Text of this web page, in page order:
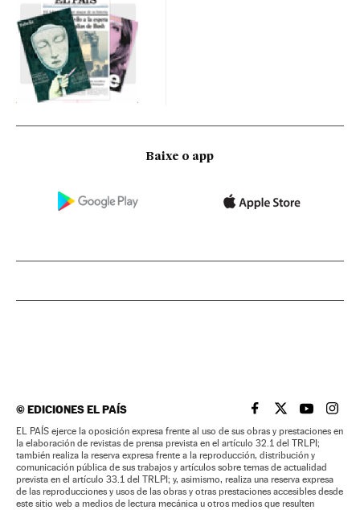
Baixe o app
©EDICIONES EL PAÍS EL PAÍS BRASIL EN
EL PAÍSEL PAÍS
EL
EL PAÍS ejerce la oposición expresa frente al uso de sus obras y prestaciones en
la elaboración de revistas de prensa prevista en el artículo 32.1 del TRLPI;
también realiza la reserva expresa frente a la reproducción, distribución y
comunicación pública de sus trabajos y artículos sobre temas de actualidad
prevista en el artículo 33.1 del TRLPI; y, asimismo, realiza una reserva expresa
de las reproducciones y usos de las obras y otras prestaciones accesibles desde
este sitio web a medios de lectura mecánica u otros medios que resulten